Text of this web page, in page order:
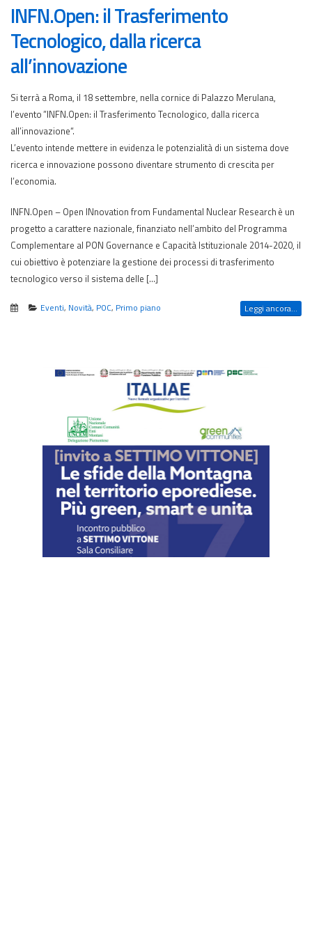
INFN.Open: il Trasferimento
Tecnologico, dalla ricerca
all’innovazione
Si terrà a Roma, il 18 settembre, nella cornice di Palazzo Merulana,
l’evento ”INFN.Open: il Trasferimento Tecnologico, dalla ricerca
all’innovazione“.
L’evento intende mettere in evidenza le potenzialità di un sistema dove
ricerca e innovazione possono diventare strumento di crescita per
l’economia.
INFN.Open – Open INnovation from Fundamental Nuclear Research è un
progetto a carattere nazionale, finanziato nell’ambito del Programma
Complementare al PON Governance e Capacità Istituzionale 2014-2020, il
cui obiettivo è potenziare la gestione dei processi di trasferimento
tecnologico verso il sistema delle […]
Eventi, Novità, POC, Primo piano Leggi ancora...